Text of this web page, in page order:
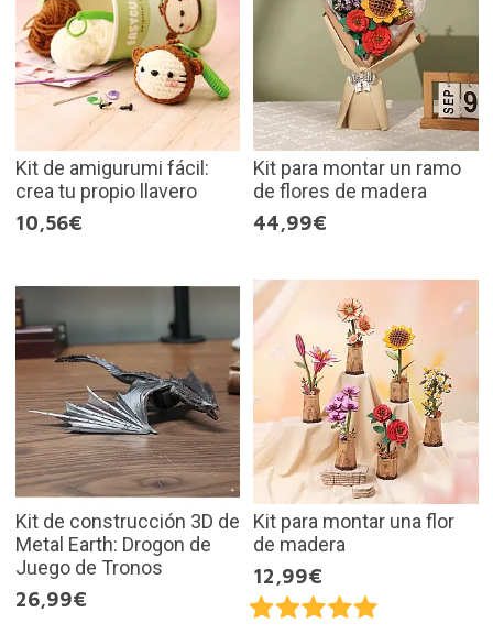
Kit de amigurumi fácil:
crea tu propio llavero
10,56€
Kit para montar un ramo
de flores de madera
44,99€
Kit de construcción 3D de
Metal Earth: Drogon de
Juego de Tronos
26,99€
Kit para montar una flor
de madera
12,99€